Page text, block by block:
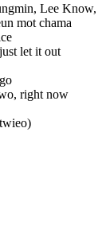
Lee
mot chama
let it out
right now